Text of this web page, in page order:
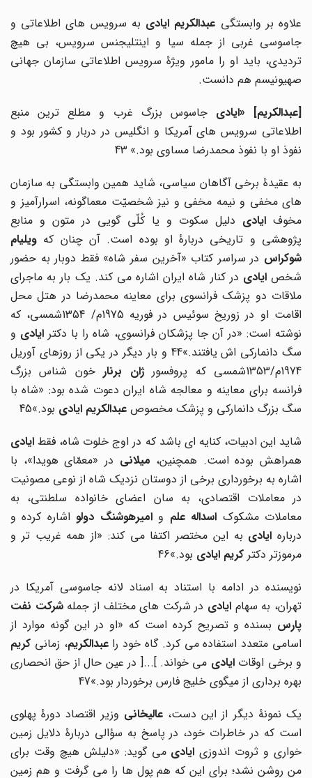
علاوه بر وابستگیعبدالکریم ایادیبه سرویس های اطلاعاتی و
جاسوسی غربی از جمله سیا و اینتلیجنس سرویس، بی هیچ
تردیدی، باید او را مامور ویژۀ سرویس اطلاعاتی سازمان جهانی
صهیونیسم هم دانست.
عبدالکریم] « ایادیجاسوس بزرگ غرب و مطلع ترین منبع
اطلاعاتی سرویس های آمریکا و انگلیس در دربار و کشور بود و
نفوذ او با نفوذ محمدرضا مساوی بود.»43
به عقیدۀ برخی آگاهان سیاسی، شاید همین وابستگی به سازمان
های مخفی و نیمه مخفی و نیز شخصیّت معماگونه، اسرارآمیز و
مخوفایادیدلیل سکوت و یا کُلّی گویی در متون و منابع
پژوهشی و تاریخی دربارۀ او بوده است. آن چنان کهویلیام
شوکراسدر سراسر کتاب «آخرین سفر شاه» فقط دوبار به حضور
شخصایادیدر کنار شاه ایران اشاره می کند. یک بار به ماجرای
ملاقات دو پزشک فرانسوی برای معاینه محمدرضا در هتل محل
اقامت او در زوریخ سوئیس در فوریه 1975م/ 1354شمسی، که
نوشته است: «در آن جا پزشکان فرانسوی، شاه را با دکترایادیو
سگ دانمارکی اش یافتند.»44 و بار دیگر در یکی از روزهای آوریل
1974م/1353شمسی که پروفسور
ژان برنارخون شناس بزرگ
فرانسه برای معاینه و معالجه شاه ایران دعوت شده بود: «شاه با
سگ بزرگ دانمارکی و پزشک مخصوصعبدالکریم ایادیبود.»45
شاید این ادبیات، کنایه ای باشد که در اوج خلوت شاه، فقطایادی
همراهش بوده است. همچنین،میلانیدر «معمّای هویدا»، با
اشاره به برخورداری برخی از دوستان نزدیک شاه از نوعی مصونیت
در معاملات اقتصادی، به سان اعضای خانواده سلطنتی، به
معاملات مشکوکاسداله علموامیرهوشنگ دولواشاره کرده و
دربارهایادیبه این مختصر اکتفا می کند: «از همه غریب تر و
مرموزتر دکترکریم ایادیبود.»46
نویسنده در ادامه با استناد به اسناد لانه جاسوسی آمریکا در
تهران، به سهامایادیدر شرکت های مختلف از جملهشرکت نفت
پارسبسنده و تصریح کرده است که «او در این گونه موارد از
اسامی متعدد استفاده می کرد. گاه خود را عبدالکریم، زمانیکریم
و برخی اوقاتایادیمی خواند. ]...[ در عین حال از حق انحصاری
بهره برداری از میگوی خلیج فارس برخوردار بود.»47
یک نمونۀ دیگر از این دست،عالیخانیوزیر اقتصاد دورۀ پهلوی
است که در خاطرات خود، در پاسخ به سؤالی دربارۀ دلایل زمین
خواری و ثروت اندوزیایادیمی گوید: «دلیلش هیچ وقت برای
من روشن نشد؛ برای این که هم پول ها را می گرفت و هم زمین